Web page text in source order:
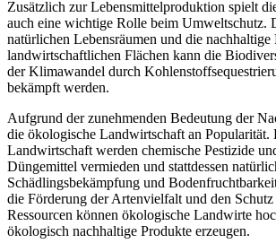
Zusätzlich zur Lebensmittelproduktion spielt
auch eine wichtige Rolle beim Umweltschutz.
natürlichen Lebensräumen und die
landwirtschaftlichen Flächen kann die
der Klimawandel durch
bekämpft werden.
Aufgrund der zunehmenden Bedeutung der
die ökologische Landwirtschaft an Popularität.
Landwirtschaft werden chemische Pestizide
Düngemittel vermieden und stattdessen
Schädlingsbekämpfung und
die Förderung der Artenvielfalt und den
Ressourcen können ökologische Landwirte
ökologisch nachhaltige Produkte erzeugen.